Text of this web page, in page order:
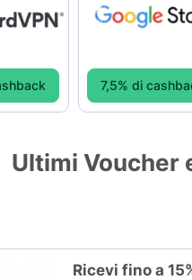
7,5% di
Ultimi Voucher
Ricevi fino a